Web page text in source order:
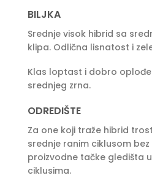
BILJKA
Srednje visok hibrid sa
klipa. Odlična lisnatost i
Klas loptast i dobro
srednjeg zrna.
ODREDIŠTE
Za one koji traže hibrid
srednje ranim ciklusom
proizvodne tačke gledišta
ciklusima.